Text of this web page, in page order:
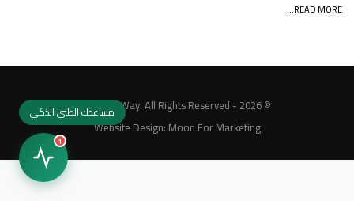
READ MORE...
© 2026 - MedicalWay. All Rights Reserved.
Website Design: Moon For Marketing
مساعدك الطبي الذكي
1